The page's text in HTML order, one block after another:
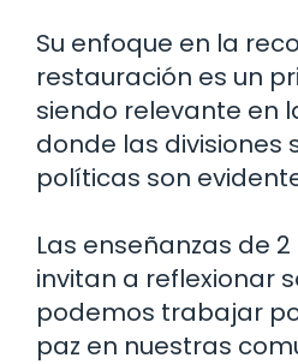
Su enfoque en la
restauración es un
siendo relevante en
donde las divisiones
políticas son
Las enseñanzas de
invitan a reflexionar
podemos trabajar
paz en nuestras